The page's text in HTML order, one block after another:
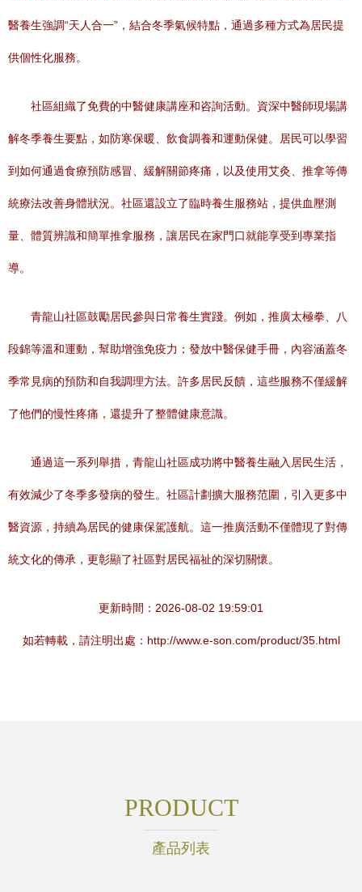
醫養生強調“天人合一”，結合冬季氣候特點，通過多種方式為居民提
供個性化服務。
社區組織了免費的中醫健康講座和咨詢活動。資深中醫師現場講
解冬季養生要點，如防寒保暖、飲食調養和運動保健。居民可以學習
到如何通過食療預防感冒、緩解關節疼痛，以及使用艾灸、推拿等傳
統療法改善身體狀況。社區還設立了臨時養生服務站，提供血壓測
量、體質辨識和簡單推拿服務，讓居民在家門口就能享受到專業指
導。
青龍山社區鼓勵居民參與日常養生實踐。例如，推廣太極拳、八
段錦等溫和運動，幫助增強免疫力；發放中醫保健手冊，內容涵蓋冬
季常見病的預防和自我調理方法。許多居民反饋，這些服務不僅緩解
了他們的慢性疼痛，還提升了整體健康意識。
通過這一系列舉措，青龍山社區成功將中醫養生融入居民生活，
有效減少了冬季多發病的發生。社區計劃擴大服務范圍，引入更多中
醫資源，持續為居民的健康保駕護航。這一推廣活動不僅體現了對傳
統文化的傳承，更彰顯了社區對居民福祉的深切關懷。
更新時間：2026-08-02 19:59:01
如若轉載，請注明出處：http://www.e-son.com/product/35.html
PRODUCT
產品列表